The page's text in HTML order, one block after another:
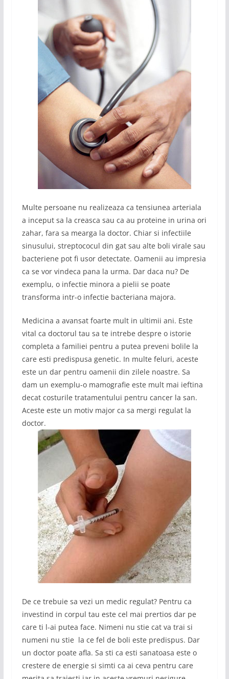
Multe persoane nu realizeaza ca tensiunea arteriala
a inceput sa la creasca sau ca au proteine in urina ori
zahar, fara sa mearga la doctor. Chiar si infectiile
sinusului, streptococul din gat sau alte boli virale sau
bacteriene pot fi usor detectate. Oamenii au impresia
ca se vor vindeca pana la urma. Dar daca nu? De
exemplu, o infectie minora a pielii se poate
transforma intr-o infectie bacteriana majora.
Medicina a avansat foarte mult in ultimii ani. Este
vital ca doctorul tau sa te intrebe despre o istorie
completa a familiei pentru a putea preveni bolile la
care esti predispusa genetic. In multe feluri, aceste
este un dar pentru oamenii din zilele noastre. Sa
dam un exemplu-o mamografie este mult mai ieftina
decat costurile tratamentului pentru cancer la san.
Aceste este un motiv major ca sa mergi regulat la
doctor.
De ce trebuie sa vezi un medic regulat? Pentru ca
investind in corpul tau este cel mai prertios dar pe
care ti l-ai putea face. Nimeni nu stie cat va trai si
numeni nu stie la ce fel de boli este predispus. Dar
un doctor poate afla. Sa sti ca esti sanatoasa este o
crestere de energie si simti ca ai ceva pentru care